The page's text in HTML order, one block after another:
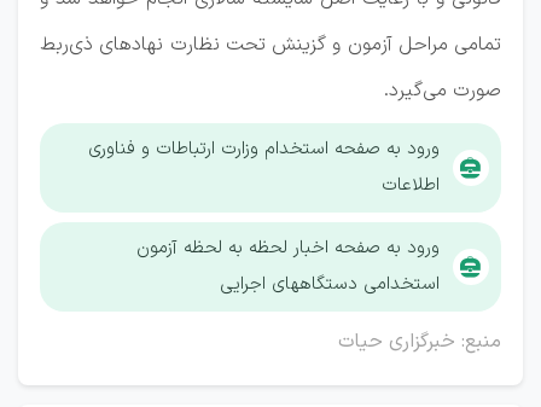
تمامی مراحل آزمون و گزینش تحت نظارت نهادهای ذی‌ربط
صورت می‌گیرد.
ورود به صفحه استخدام وزارت ارتباطات و فناوری
اطلاعات
ورود به صفحه اخبار لحظه به لحظه آزمون
استخدامی دستگاههای اجرایی
منبع: خبرگزاری حیات